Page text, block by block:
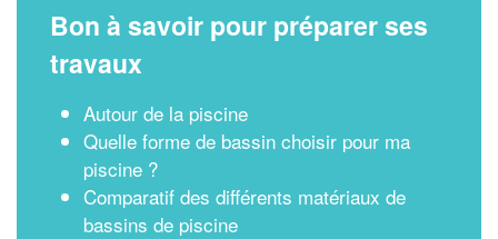
Bon à savoir pour préparer ses
travaux
Autour de la piscine
Quelle forme de bassin choisir pour ma
piscine ?
Comparatif des différents matériaux de
bassins de piscine